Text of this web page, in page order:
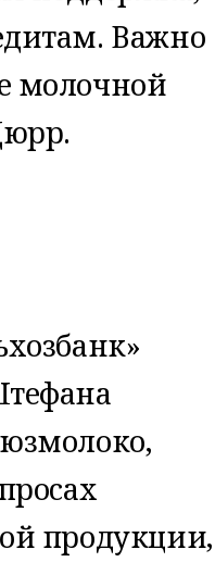
Важно
молочной
продукции,